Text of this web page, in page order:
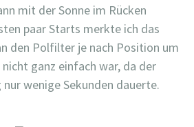
mit der Sonne im Rücken
paar Starts merkte ich das
den Polfilter je nach Position um
ganz einfach war, da der
wenige Sekunden dauerte.